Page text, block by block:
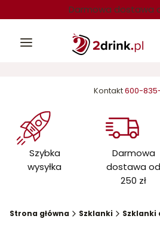
Darmowa dostawa
Menu
Kontakt600-
Szybka
wysyłka
Darmowa
dostawa od
250 zł
Strona główna Szklanki Szklanki